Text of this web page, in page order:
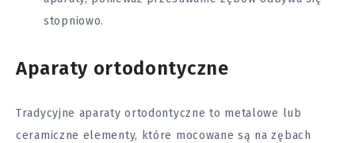
stopniowo.
Aparaty ortodontyczne
Tradycyjne aparaty ortodontyczne to metalowe lub
ceramiczne elementy, które mocowane są na zębach